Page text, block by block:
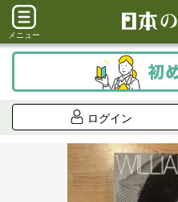
メニュー
ログイン